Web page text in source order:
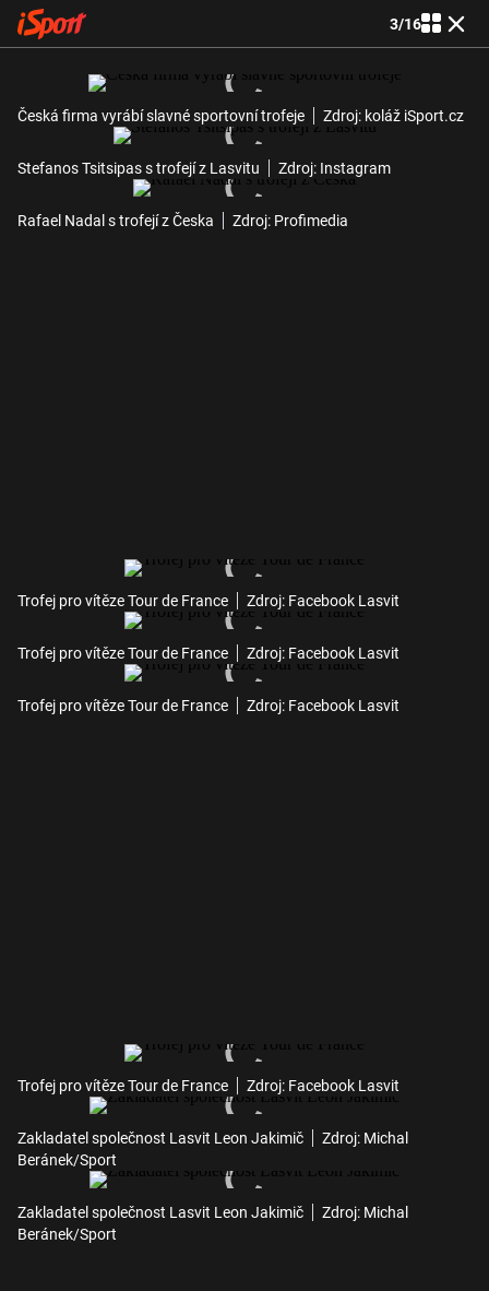
3/16
Česká firma vyrábí slavné sportovní trofeje Zdroj: koláž iSport.cz
Stefanos Tsitsipas s trofejí z Lasvitu Zdroj: Instagram
Rafael Nadal s trofejí z Česka Zdroj: Profimedia
Trofej pro vítěze Tour de France Zdroj: Facebook Lasvit
Trofej pro vítěze Tour de France Zdroj: Facebook Lasvit
Trofej pro vítěze Tour de France Zdroj: Facebook Lasvit
Trofej pro vítěze Tour de France Zdroj: Facebook Lasvit
Zakladatel společnost Lasvit Leon Jakimič
Zdroj: Michal
Beránek/Sport
Zakladatel společnost Lasvit Leon Jakimič
Zdroj: Michal
Beránek/Sport